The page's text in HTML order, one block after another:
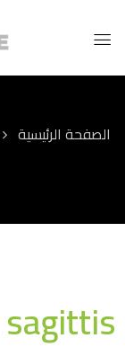
الصفحة الرئيسية